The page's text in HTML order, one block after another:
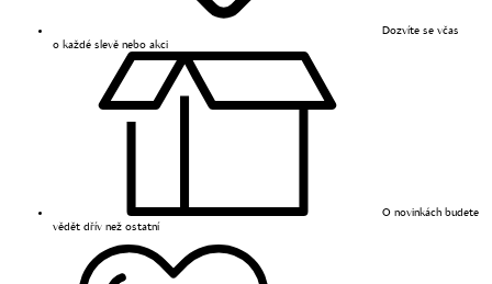
Dozvíte se včas
o každé slevě nebo akci
O novinkách budete
vědět dřív než ostatní